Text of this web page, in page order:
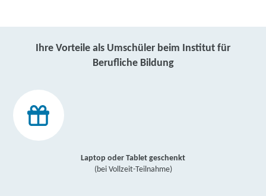
Ihre Vorteile als Umschüler beim Institut für
Berufliche Bildung
Laptop oder Tablet geschenkt
(bei Vollzeit-Teilnahme)